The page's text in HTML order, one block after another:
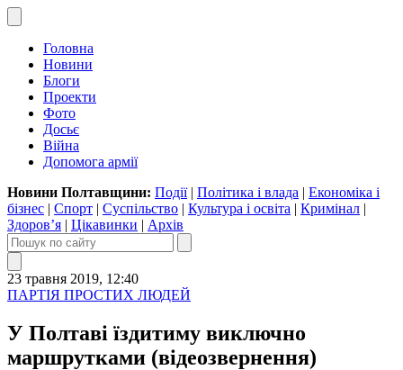
Головна
Новини
Блоги
Проекти
Фото
Досьє
Війна
Допомога армії
Новини Полтавщини: Події| Політика і влада | Економіка і
бізнес | Спорт | Суспільство | Культура і освіта | Кримінал |
Здоров’я | Цікавинки | Архів
23 травня 2019, 12:40
ПАРТІЯ ПРОСТИХ ЛЮДЕЙ
У Полтаві їздитиму виключно
маршрутками (відеозвернення)